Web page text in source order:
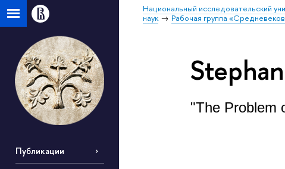
Национальный исследовательский
наук
Рабочая группа
Публикации
"The Problem